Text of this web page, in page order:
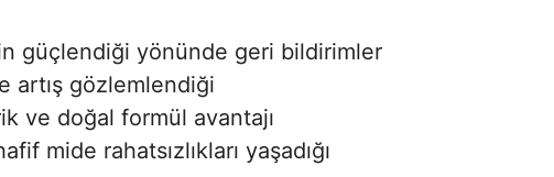
güçlendiği yönünde geri bildirimler
artış gözlemlendiği
ve doğal formül avantajı
mide rahatsızlıkları yaşadığı